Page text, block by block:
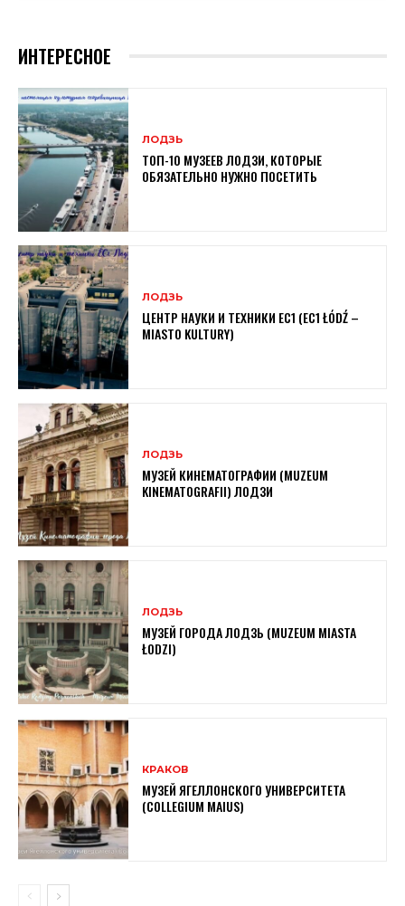
ИНТЕРЕСНОЕ
ЛОДЗЬ
ТОП-10 МУЗЕЕВ ЛОДЗИ, КОТОРЫЕ
ОБЯЗАТЕЛЬНО НУЖНО ПОСЕТИТЬ
ЛОДЗЬ
ЦЕНТР НАУКИ И ТЕХНИКИ EC1 (EC1 ŁÓDŹ –
MIASTO KULTURY)
ЛОДЗЬ
МУЗЕЙ КИНЕМАТОГРАФИИ (MUZEUM
KINEMATOGRAFII) ЛОДЗИ
ЛОДЗЬ
МУЗЕЙ ГОРОДА ЛОДЗЬ (MUZEUM MIASTA
ŁODZI)
КРАКОВ
МУЗЕЙ ЯГЕЛЛОНСКОГО УНИВЕРСИТЕТА
(COLLEGIUM MAIUS)